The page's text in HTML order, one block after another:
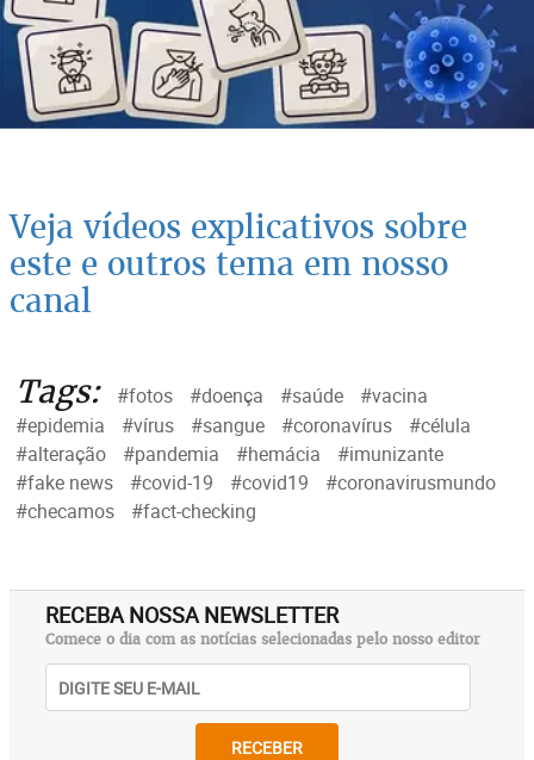
Veja vídeos explicativos sobre
este e outros tema em nosso
canal
Tags: #fotos #doença #saúde
#vacina
#epidemia
#vírus #sangue #coronavírus
#célula
#alteração
#pandemia #hemácia
#imunizante
#fake news
#covid-19 #covid19
#coronavirusmundo
#checamos
#fact-checking
RECEBA NOSSA NEWSLETTER
Comece o dia com as notícias selecionadas pelo nosso editor
RECEBER